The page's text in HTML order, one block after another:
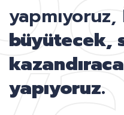
yapmıyoruz,
büyütecek,
yapıyoruz.